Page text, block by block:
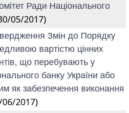
Ради Національного
05/2017)
Змін до Порядку
вартістю цінних
що перебувають у
банку України або
як забезпечення виконання
2017)